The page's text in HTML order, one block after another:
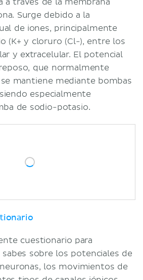
a través de la membrana
Surge debido a la
de iones, principalmente
(K+ y cloruro (Cl-), entre los
y extracelular. El potencial
que normalmente
mantiene mediante bombas
especialmente
de sodio-potasio.
cuestionario para
sobre los potenciales de
los movimientos de